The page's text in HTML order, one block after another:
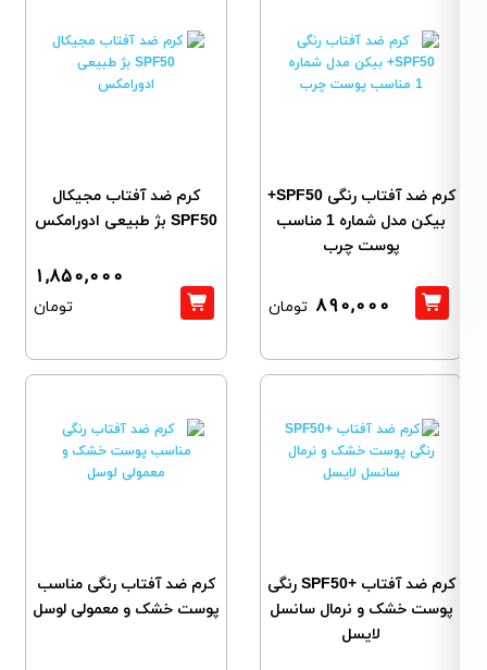
کرم ضد آفتاب رنگی SPF50+
بیکن مدل شماره 1 مناسب
پوست چرب
890,000 تومان
کرم ضد آفتاب مجیکال
SPF50 بژ طبیعی ادورامکس
1,850,000
تومان
کرم ضد آفتاب +SPF50 رنگی
پوست خشک و نرمال سانسل
لایسل
کرم ضد آفتاب رنگی مناسب
پوست خشک و معمولی لوسل